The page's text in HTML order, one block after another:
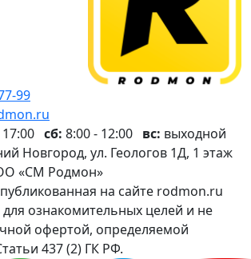
99
17:00 сб: 8:00 - 12:00 вс: выходной
Новгород, ул. Геологов 1Д, 1 этаж
«СМ Родмон»
на сайте rodmon.ru
ознакомительных целей и не
офертой, определяемой
437 (2) ГК РФ.